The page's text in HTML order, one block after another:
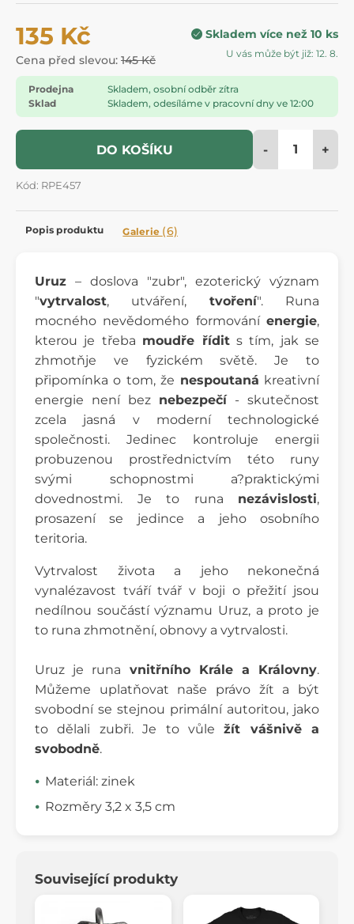
135 Kč
Cena před slevou: 145 Kč
Skladem více než 10 ks
U vás může být již: 12. 8.
Prodejna
Skladem, osobní odběr zítra
Sklad
Skladem, odesíláme v pracovní dny ve 12:00
DO KOŠÍKU - +
Kód: RPE457
Popis produktu Galerie (6)
Uruz – doslova "zubr", ezoterický význam
"vytrvalost, utváření, tvoření". Runa
mocného nevědomého formování energie,
kterou je třeba moudře řídits tím, jak se
zhmotňje ve fyzickém světě. Je to
připomínka o tom, že nespoutaná kreativní
energie není bez nebezpečí- skutečnost
zcela jasná v moderní technologické
společnosti. Jedinec kontroluje energii
probuzenou prostřednictvím této runy
svými schopnostmi a?praktickými
dovednostmi. Je to runa nezávislosti,
prosazení se jedince a jeho osobního
teritoria.
Vytrvalost života a jeho nekonečná
vynalézavost tváří tvář v boji o přežití jsou
nedílnou součástí významu Uruz, a proto je
to runa zhmotnění, obnovy a vytrvalosti.
Uruz je runa vnitřního Krále a Královny.
Můžeme uplatňovat naše právo žít a být
svobodní se stejnou primální autoritou, jako
to dělali zubři. Je to vůležít vášnivě a
svobodně.
Materiál: zinek
Rozměry 3,2 x 3,5 cm
Související produkty